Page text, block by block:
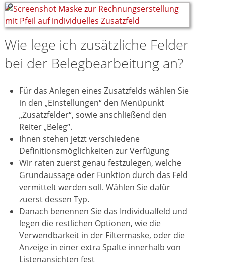
Wie lege ich zusätzliche Felder
bei der Belegbearbeitung an?
Für das Anlegen eines Zusatzfelds wählen Sie
in den „Einstellungen“ den Menüpunkt
„Zusatzfelder“, sowie anschließend den
Reiter „Beleg“.
Ihnen stehen jetzt verschiedene
Definitionsmöglichkeiten zur Verfügung
Wir raten zuerst genau festzulegen, welche
Grundaussage oder Funktion durch das Feld
vermittelt werden soll. Wählen Sie dafür
zuerst dessen Typ.
Danach benennen Sie das Individualfeld und
legen die restlichen Optionen, wie die
Verwendbarkeit in der Filtermaske, oder die
Anzeige in einer extra Spalte innerhalb von
Listenansichten fest